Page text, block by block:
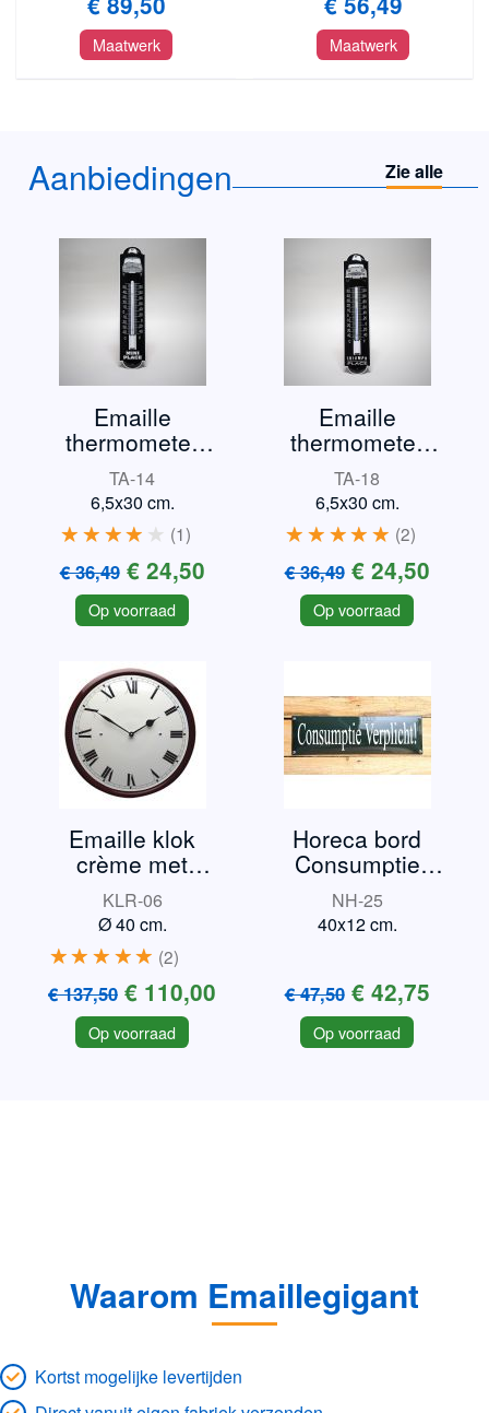
Maatwerk Maatwerk
Aanbiedingen Zie alle
Emaille
thermometer
Mini
TA-14
6,5x30 cm.
1
€ 36,49 € 24,50
Op voorraad
Emaille
thermometer
Triumph TR3
TA-18
6,5x30 cm.
2
€ 36,49 € 24,50
Op voorraad
Emaille klok
crème met
bordeauxrand
KLR-06
Ø 40 cm.
2
€ 137,50 € 110,00
Op voorraad
Horeca bord
Consumptie
verplicht
NH-25
40x12 cm.
€ 47,50 € 42,75
Op voorraad
Waarom Emaillegigant
Kortst mogelijke levertijden